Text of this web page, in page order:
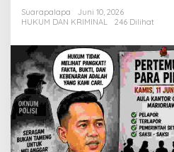
Suarapalapa
Juni 10, 2026
HUKUM DAN KRIMINAL
246 Dilihat